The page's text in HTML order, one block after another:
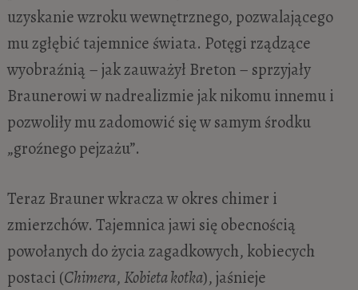
uzyskanie wzroku wewnętrznego, pozwalającego
mu zgłębić tajemnice świata. Potęgi rządzące
wyobraźnią – jak zauważył Breton – sprzyjały
Braunerowi w nadrealizmie jak nikomu innemu i
pozwoliły mu zadomowić się w samym środku
„groźnego pejzażu”.
Teraz Brauner wkracza w okres chimer i
zmierzchów. Tajemnica jawi się obecnością
powołanych do życia zagadkowych, kobiecych
postaci (Chimera, Kobieta kotka), jaśnieje